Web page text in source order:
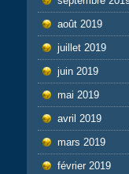
août 2019
juillet 2019
juin 2019
mai 2019
avril 2019
mars 2019
février 2019